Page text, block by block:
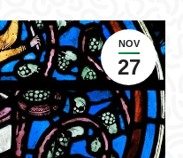
NOV
27